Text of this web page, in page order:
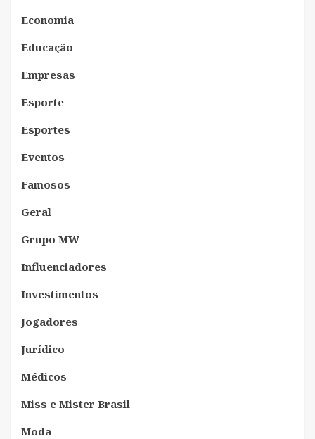
Economia
Educação
Empresas
Esporte
Esportes
Eventos
Famosos
Geral
Grupo MW
Influenciadores
Investimentos
Jogadores
Jurídico
Médicos
Miss e Mister Brasil
Moda